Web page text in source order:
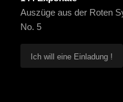
Auszüge aus der Roten
No. 5
Ich will eine Einladung !